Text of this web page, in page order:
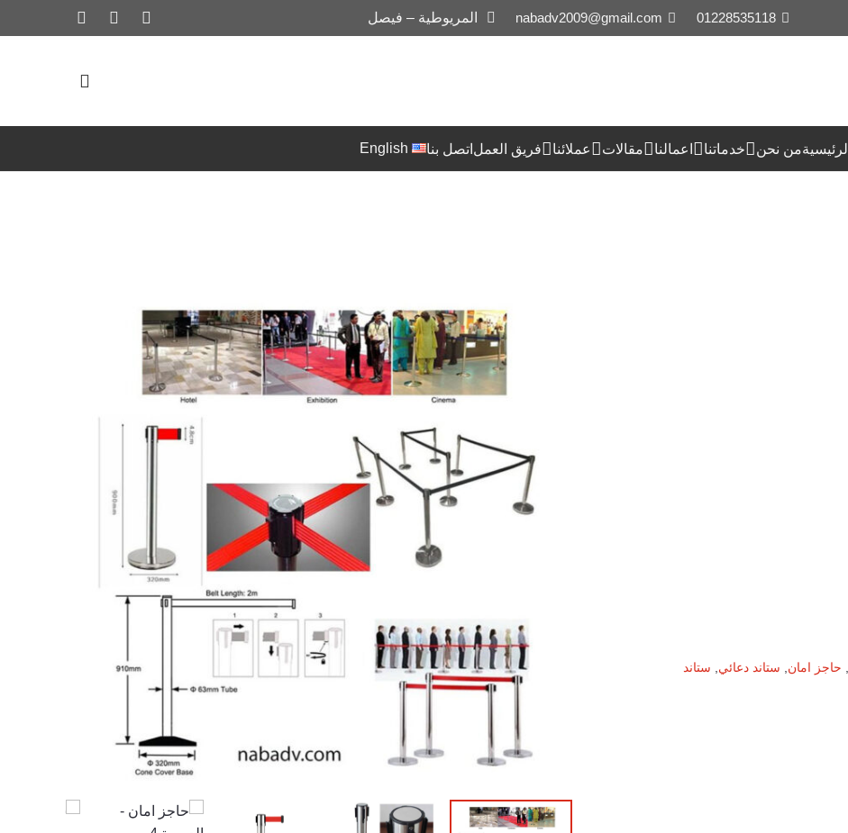
01228535118
nabadv2009@gmail.com المريوطية – فيصل
الرئيسيةمن نحن خدماتنا اعمالنا مقالات عملائنا فريق العمل اتصل بنا English
حاجز امان ستاند دعائي
ستاند